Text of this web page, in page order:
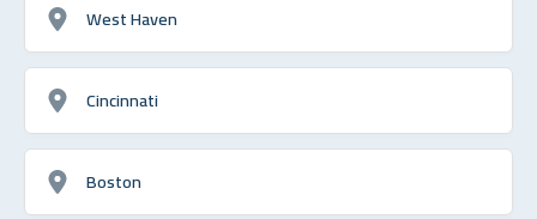
West Haven
Cincinnati
Boston